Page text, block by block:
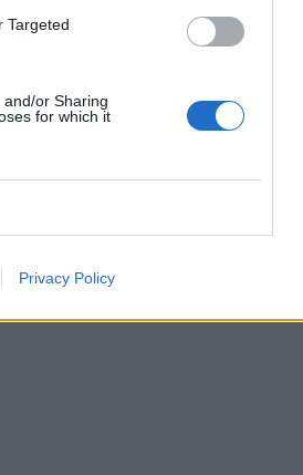
Targeted
or Sharing
for which it
Privacy Policy
Ταυτότητα Όροι χρήσης